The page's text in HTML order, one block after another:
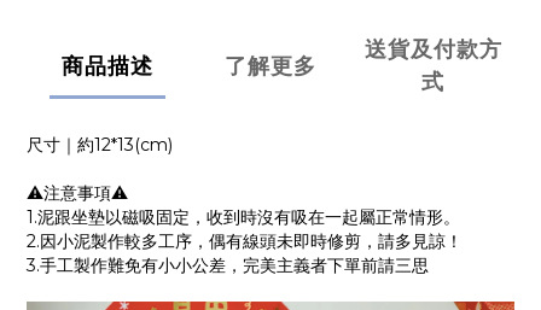
商品描述 了解更多
送貨及付款方
式
尺寸｜約12*13(cm)
⚠️注意事項⚠️
1.泥跟坐墊以磁吸固定，收到時沒有吸在一起屬正常情形。
2.因小泥製作較多工序，偶有線頭未即時修剪，請多見諒！
3.手工製作難免有小小公差，完美主義者下單前請三思